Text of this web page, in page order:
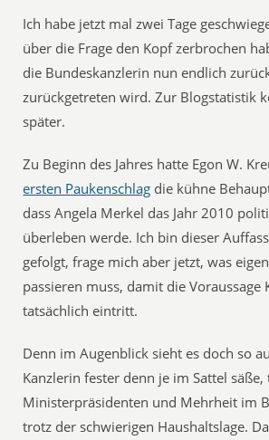
Ich habe jetzt mal zwei Tage
über die Frage den Kopf zerbrochen
die Bundeskanzlerin nun endlich
zurückgetreten wird. Zur Blogstatistik
später.
Zu Beginn des Jahres hatte Egon W.
ersten Paukenschlag die kühne
dass Angela Merkel das Jahr 2010
überleben werde. Ich bin dieser
gefolgt, frage mich aber jetzt, was
passieren muss, damit die Voraussage
tatsächlich eintritt.
Denn im Augenblick sieht es doch so
Kanzlerin fester denn je im Sattel
Ministerpräsidenten und Mehrheit im
trotz der schwierigen Haushaltslage.